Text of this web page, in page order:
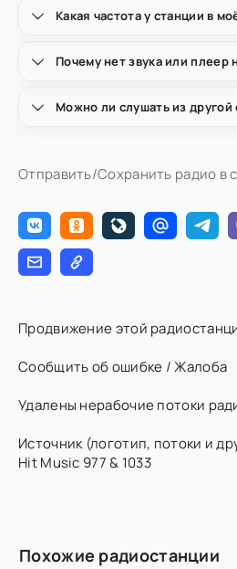
Какая частота у станции в
Почему нет звука или плеер
Можно ли слушать из другой
Отправить/Сохранить радио в
Продвижение этой
Сообщить об ошибке / Жалоба
Удалены нерабочие потоки
Источник (логотип, потоки и
Hit Music 977 & 1033
Похожие радиостанции